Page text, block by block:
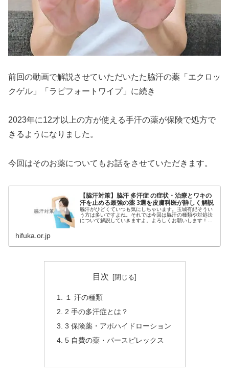
前回の動画で解説させていただいたた脇汗の薬「エクロッ
クゲル」「ラピフォートワイプ」に続き
2023年に12才以上の方が使える手汗の薬が保険で処方で
きるようになりました。
今回はそのお薬についてもお話をさせていただきます。
【脇汗対策】脇汗 多汗症 の症状・治療とワキの
汗を止める最強の薬 3選を皮膚科医が詳しく解説
脇汗がひどくていつも気にしちゃいます。玉城有紀そうい
う方は多いですよね。それでは今回は脇汗の種類や対処法
について解説していきますよ。よろしくお願いします！み
hifuka.or.jp
目次
１ 汗の種類
2 手の多汗症とは？
3 保険薬・アポハイドローション
5 自費の薬・パースピレックス